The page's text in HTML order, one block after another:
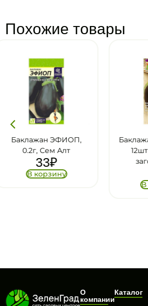
Похожие товары
Баклажан ЭСКИМО F1,
12шт, Домашняя
заготовка, П+
45
О
компании
Каталог